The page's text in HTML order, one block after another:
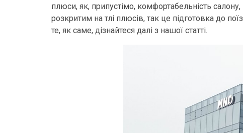
плюси, як, припустімо, комфортабельність
розкритим на тлі плюсів, так це підготовка до
те, як саме, дізнайтеся далі з нашої статті.